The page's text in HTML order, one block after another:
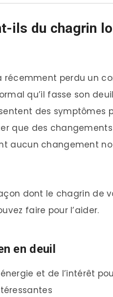
ils du chagrin
récemment perdu un
qu’il fasse son
des symptômes
que des
aucun changement
dont le chagrin de
faire pour l’aider.
en deuil
et de l’intérêt